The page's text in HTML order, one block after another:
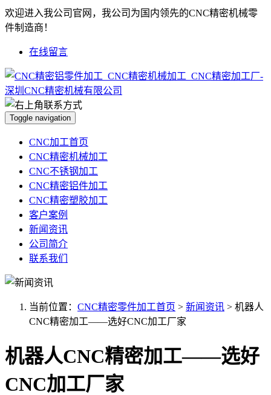
欢迎进入我公司官网，我公司为国内领先的CNC精密机械零
件制造商！
在线留言
Toggle navigation
CNC加工首页
CNC精密机械加工
CNC不锈钢加工
CNC精密铝件加工
CNC精密塑胶加工
客户案例
新闻资讯
公司简介
联系我们
当前位置： CNC精密零件加工首页 > 新闻资讯 > 机器人
CNC精密加工——选好CNC加工厂家
机器人CNC精密加工——选好
CNC加工厂家